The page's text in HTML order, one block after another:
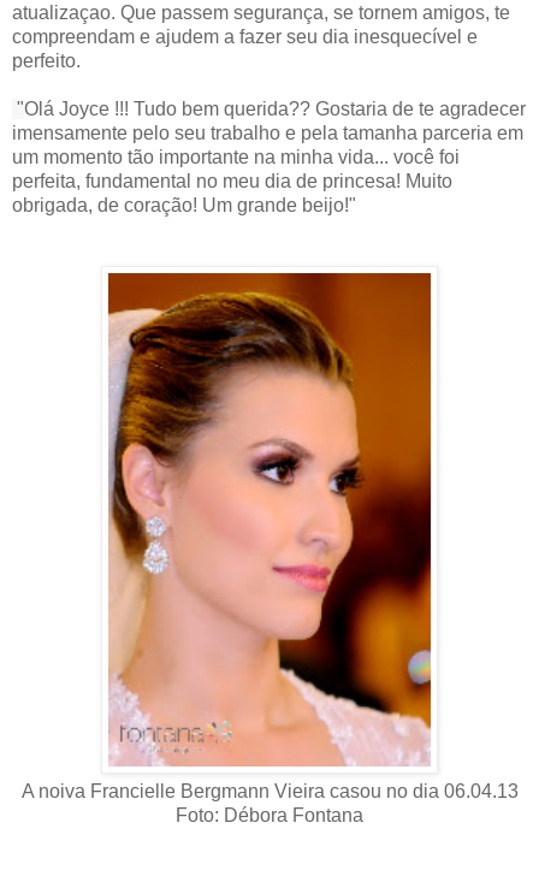
atualizaçao. Que passem segurança, se tornem amigos, te
compreendam e ajudem a fazer seu dia inesquecível e
perfeito.
"Olá Joyce !!! Tudo bem querida?? Gostaria de te agradecer
imensamente pelo seu trabalho e pela tamanha parceria em
um momento tão importante na minha vida... você foi
perfeita, fundamental no meu dia de princesa! Muito
obrigada, de coração! Um grande beijo!"
A noiva Francielle Bergmann Vieira casou no dia 06.04.13
Foto: Débora Fontana